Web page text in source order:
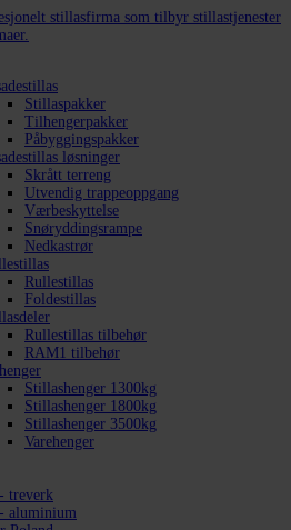
Stillaspakker
Tilhengerpakker
Påbyggingspakker
løsninger
Skrått terreng
Utvendig trappeoppgang
Værbeskyttelse
Snøryddingsrampe
Nedkastrør
Rullestillas
Foldestillas
Rullestillas tilbehør
RAM1 tilbehør
Stillashenger 1300kg
Stillashenger 1800kg
Stillashenger 3500kg
Varehenger
treverk
aluminium